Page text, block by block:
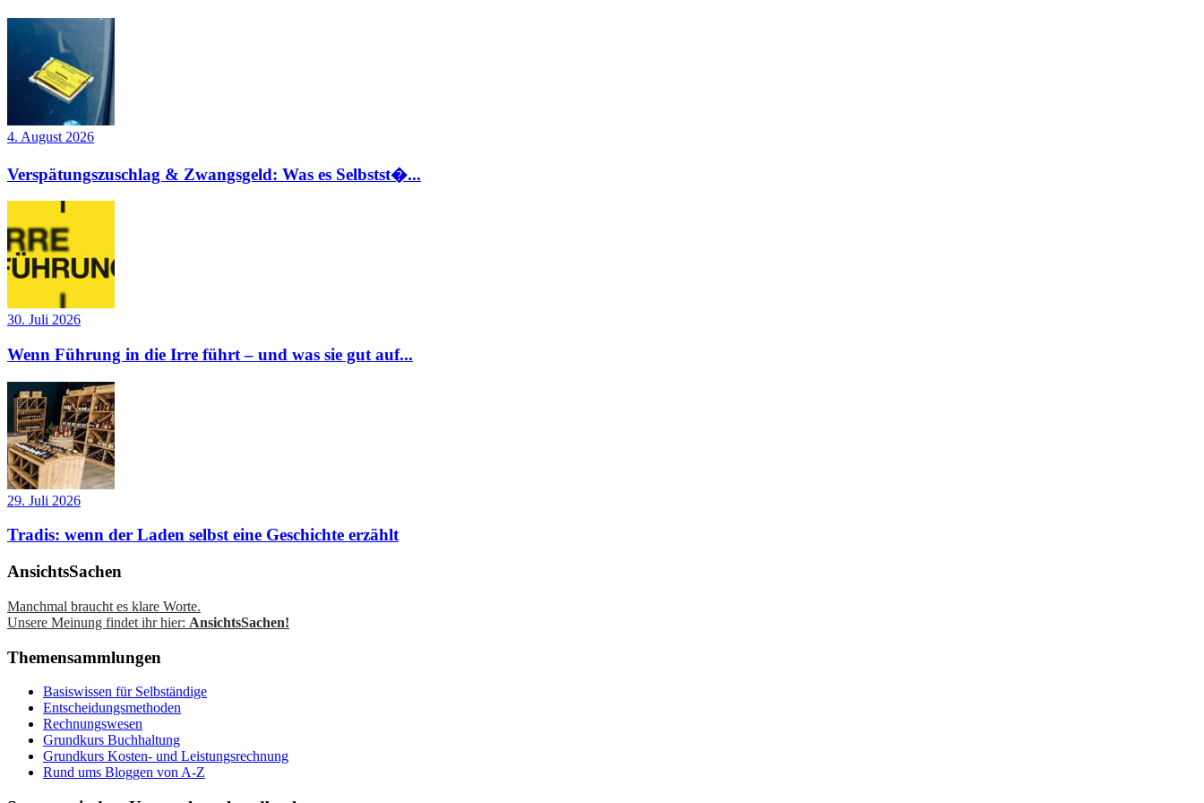
4. August 2026
Verspätungszuschlag & Zwangsgeld: Was es Selbstst�...
30. Juli 2026
Wenn Führung in die Irre führt – und was sie gut auf...
29. Juli 2026
Tradis: wenn der Laden selbst eine Geschichte erzählt
AnsichtsSachen
Manchmal braucht es klare Worte.
Unsere Meinung findet ihr hier: AnsichtsSachen!
Themensammlungen
Basiswissen für Selbständige
Entscheidungsmethoden
Rechnungswesen
Grundkurs Buchhaltung
Grundkurs Kosten- und Leistungsrechnung
Rund ums Bloggen von A-Z